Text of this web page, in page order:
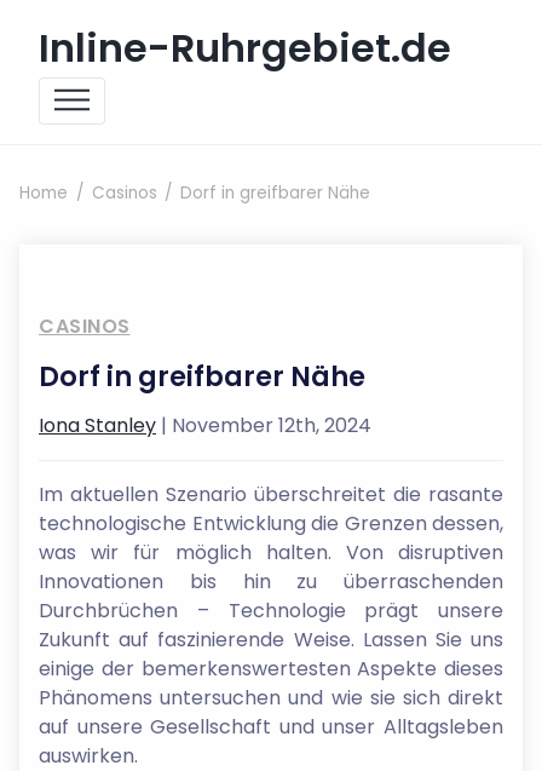
Inline-Ruhrgebiet.de
Home Casinos Dorf in greifbarer Nähe
CASINOS
Dorf in greifbarer Nähe
Iona Stanley | November 12th, 2024
Im aktuellen Szenario überschreitet die rasante
technologische Entwicklung die Grenzen dessen,
was wir für möglich halten. Von disruptiven
Innovationen bis hin zu überraschenden
Durchbrüchen – Technologie prägt unsere
Zukunft auf faszinierende Weise. Lassen Sie uns
einige der bemerkenswertesten Aspekte dieses
Phänomens untersuchen und wie sie sich direkt
auf unsere Gesellschaft und unser Alltagsleben
auswirken.